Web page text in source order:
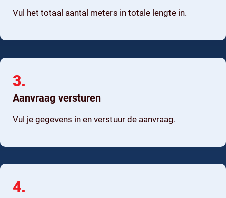
Vul het totaal aantal meters in totale lengte in.
Aanvraag versturen
3.
Vul je gegevens in en verstuur de aanvraag.
4.